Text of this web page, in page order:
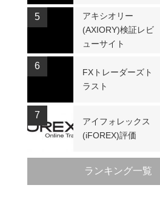
5
アキシオリー
(AXIORY)検証レビ
ューサイト
6
FXトレーダーズト
ラスト
7
アイフォレックス
(iFOREX)評価
ランキング一覧